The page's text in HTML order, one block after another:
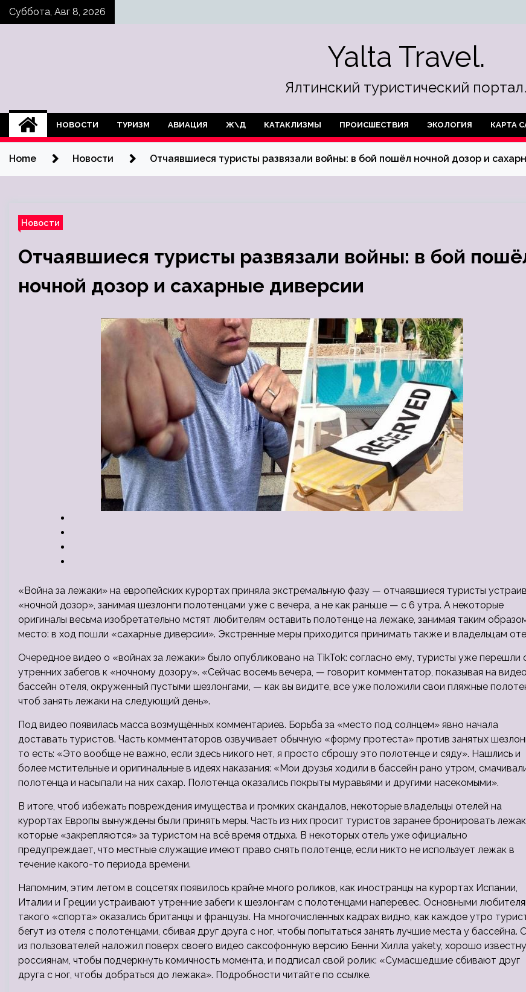
SkipСуббота, Авг 8, 2026
Yalta Travel.
Ялтинский туристический портал.
НОВОСТИ ТУРИЗМ АВИАЦИЯ Ж\Д КАТАКЛИЗМЫ ПРОИСШЕСТВИЯ ЭКОЛОГИЯ КАРТА
Home Новости Отчаявшиеся туристы развязали войны: в бой пошёл ночной дозор и
Новости
Отчаявшиеся туристы развязали войны: в бой
ночной дозор и сахарные диверсии
«Война за лежаки» на европейских курортах приняла экстремальную фазу — отчаявшиеся туристы
«ночной дозор», занимая шезлонги полотенцами уже с вечера, а не как раньше — с 6 утра. А некоторые
оригиналы весьма изобретательно мстят любителям оставить полотенце на лежаке, занимая таким
место: в ход пошли «сахарные диверсии». Экстренные меры приходится принимать также и владельцам
Очередное видео о «войнах за лежаки» было опубликовано на TikTok: согласно ему, туристы уже перешли
утренних забегов к «ночному дозору». «Сейчас восемь вечера, — говорит комментатор, показывая на видео
бассейн отеля, окруженный пустыми шезлонгами, — как вы видите, все уже положили свои пляжные
чтоб занять лежаки на следующий день».
Под видео появилась масса возмущённых комментариев. Борьба за «место под солнцем» явно начала
доставать туристов. Часть комментаторов озвучивает обычную «форму протеста» против занятых
то есть: «Это вообще не важно, если здесь никого нет, я просто сброшу это полотенце и сяду». Нашлись и
более мстительные и оригинальные в идеях наказания: «Мои друзья ходили в бассейн рано утром,
полотенца и насыпали на них сахар. Полотенца оказались покрыты муравьями и другими насекомыми».
В итоге, чтоб избежать повреждения имущества и громких скандалов, некоторые владельцы отелей на
курортах Европы вынуждены были принять меры. Часть из них просит туристов заранее бронировать
которые «закрепляются» за туристом на всё время отдыха. В некоторых отель уже официально
предупреждает, что местные служащие имеют право снять полотенце, если никто не использует лежак в
течение какого-то периода времени.
Напомним, этим летом в соцсетях появилось крайне много роликов, как иностранцы на курортах Испании,
Италии и Греции устраивают утренние забеги к шезлонгам с полотенцами наперевес. Основными
такого «спорта» оказались британцы и французы. На многочисленных кадрах видно, как каждое утро
бегут из отеля с полотенцами, сбивая друг друга с ног, чтобы попытаться занять лучшие места у бассейна.
из пользователей наложил поверх своего видео саксофонную версию Бенни Хилла yakety, хорошо
россиянам, чтобы подчеркнуть комичность момента, и подписал свой ролик: «Сумасшедшие сбивают друг
друга с ног, чтобы добраться до лежака». Подробности читайте по ссылке.